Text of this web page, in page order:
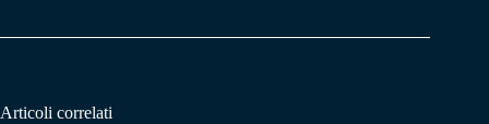
Articoli correlati